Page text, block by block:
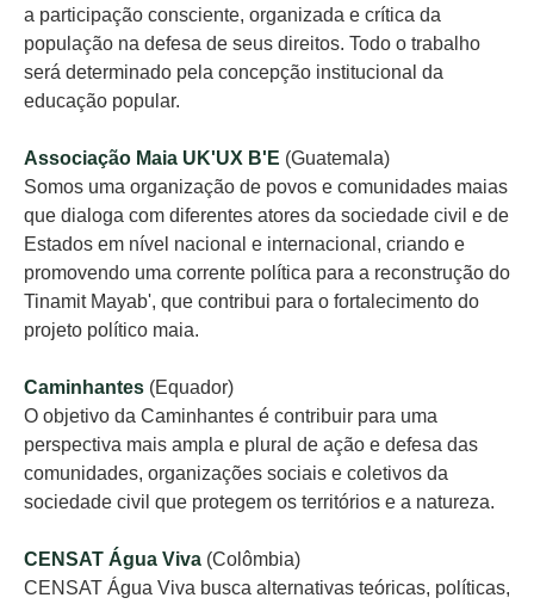
a participação consciente, organizada e crítica da
população na defesa de seus direitos. Todo o trabalho
será determinado pela concepção institucional da
educação popular.
Associação Maia UK'UX B'E (Guatemala)
Somos uma organização de povos e comunidades maias
que dialoga com diferentes atores da sociedade civil e de
Estados em nível nacional e internacional, criando e
promovendo uma corrente política para a reconstrução do
Tinamit Mayab', que contribui para o fortalecimento do
projeto político maia.
Caminhantes (Equador)
O objetivo da Caminhantes é contribuir para uma
perspectiva mais ampla e plural de ação e defesa das
comunidades, organizações sociais e coletivos da
sociedade civil que protegem os territórios e a natureza.
CENSAT Água Viva (Colômbia)
CENSAT Água Viva busca alternativas teóricas, políticas,